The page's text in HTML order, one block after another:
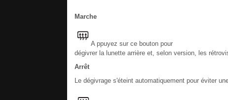
Marche
A ppuyez sur ce bouton pour
dégivrer la lunette arrière et, selon version, les
Arrêt
Le dégivrage s'éteint automatiquement pour éviter